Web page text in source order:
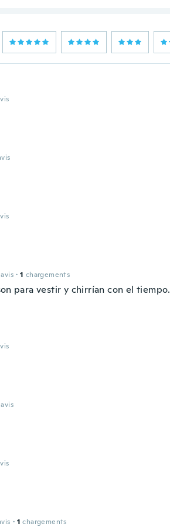
avis · 1 chargements
para vestir y chirrían con el tiempo.
avis
· 1 chargements